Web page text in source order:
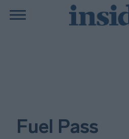
Fuel Pass